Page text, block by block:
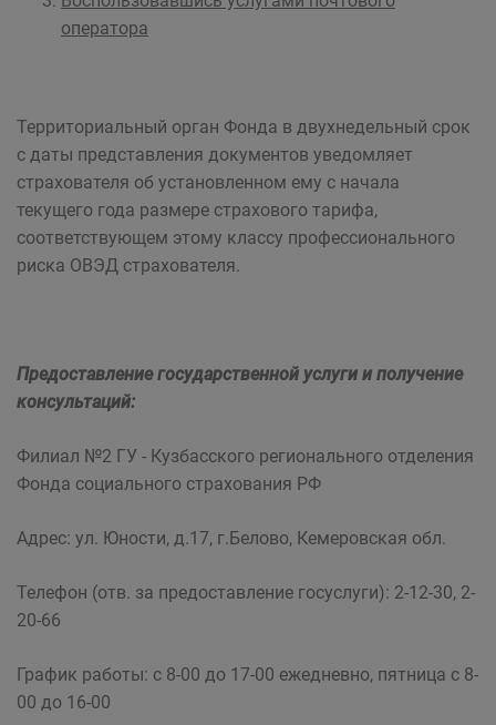
оператора
Территориальный орган Фонда в двухнедельный срок
с даты представления документов уведомляет
страхователя об установленном ему с начала
текущего года размере страхового тарифа,
соответствующем этому классу профессионального
риска ОВЭД страхователя.
Предоставление государственной услуги и получение
консультаций:
Филиал №2 ГУ - Кузбасского регионального отделения
Фонда социального страхования РФ
Адрес: ул. Юности, д.17, г.Белово, Кемеровская обл.
Телефон (отв. за предоставление госуслуги): 2-12-30, 2-
20-66
График работы: с 8-00 до 17-00 ежедневно, пятница с 8-
00 до 16-00